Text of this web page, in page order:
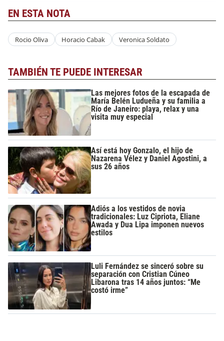
EN ESTA NOTA
Rocio Oliva Horacio Cabak Veronica Soldato
TAMBIÉN TE PUEDE INTERESAR
Las mejores fotos de la escapada de
María Belén Ludueña y su familia a
Río de Janeiro: playa, relax y una
visita muy especial
Así está hoy Gonzalo, el hijo de
Nazarena Vélez y Daniel Agostini, a
sus 26 años
Adiós a los vestidos de novia
tradicionales: Luz Cipriota, Eliane
Awada y Dua Lipa imponen nuevos
estilos
Luli Fernández se sinceró sobre su
separación con Cristian Cúneo
Libarona tras 14 años juntos: “Me
costó irme”